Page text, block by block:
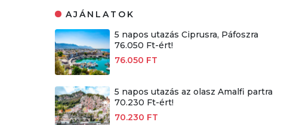
AJÁNLATOK
5 napos utazás Ciprusra, Páfoszra
76.050 Ft-ért!
76.050 FT
5 napos utazás az olasz Amalfi partra
70.230 Ft-ért!
70.230 FT